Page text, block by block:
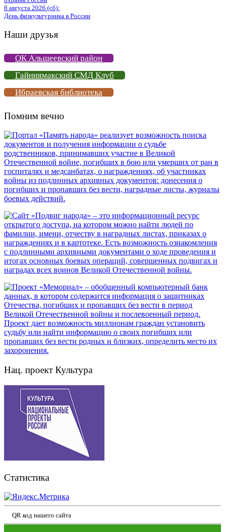
8 августа 2026 (сб):
День физкультурника в России
Наши друзья
ОК Альшеевский район
Гайниямакский СМД Клуб
Ибраевская библиотека
Помним вечно
Нац. проект Культура
Статистика
QR код нашего сайта